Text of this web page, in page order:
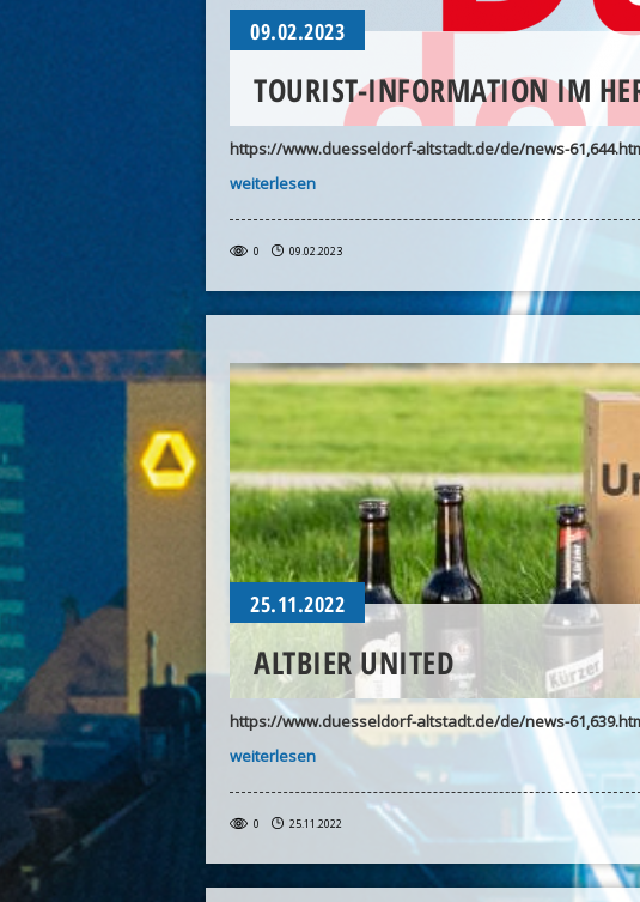
09.02.2023
TOURIST-INFORMATION IM
https://www.duesseldorf-altstadt.de/de/news-
weiterlesen
0 09.02.2023
25.11.2022
ALTBIER UNITED
https://www.duesseldorf-altstadt.de/de/news-
weiterlesen
0 25.11.2022